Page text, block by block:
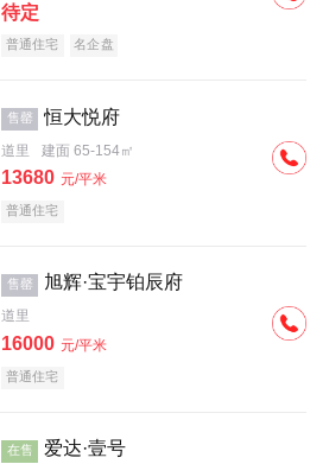
待定
普通住宅 名企盘
售罄 恒大悦府
道里 建面 65-154㎡
13680 元/平米
普通住宅
售罄 旭辉·宝宇铂辰府
道里
16000 元/平米
普通住宅
在售 爱达·壹号